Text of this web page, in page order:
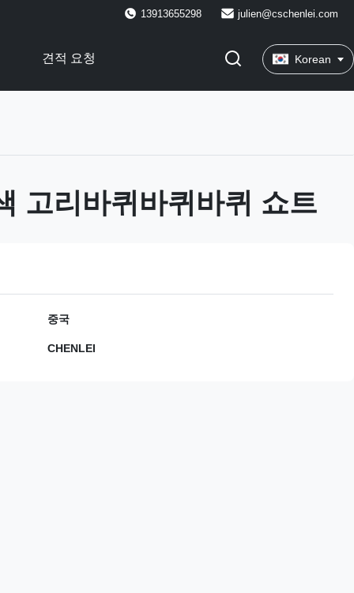
13913655298 julien@cschenlei.com
견적 요청 Korean
고리바퀴바퀴바퀴 쇼트
중국
CHENLEI